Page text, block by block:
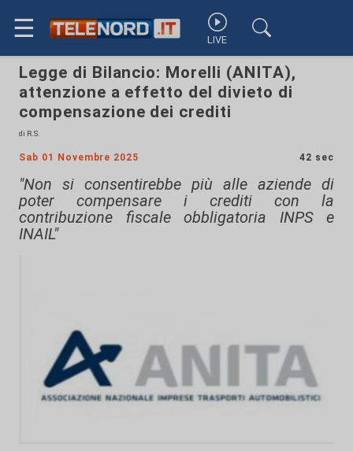
☰ LIVE
Legge di Bilancio: Morelli (ANITA),
attenzione a effetto del divieto di
compensazione dei crediti
di R.S.
Sab 01 Novembre 2025 42 sec
"Non si consentirebbe più alle aziende di
poter compensare i crediti con la
contribuzione fiscale obbligatoria INPS e
INAIL"